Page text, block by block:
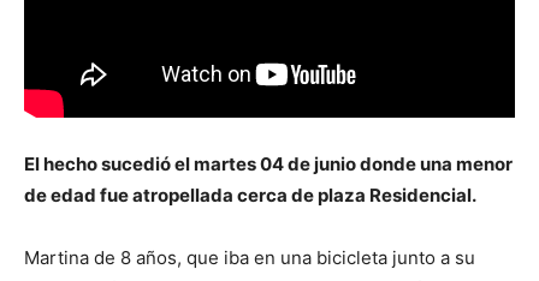
El hecho sucedió el martes 04 de junio donde una menor
de edad fue atropellada cerca de plaza Residencial.
Martina de 8 años, que iba en una bicicleta junto a su